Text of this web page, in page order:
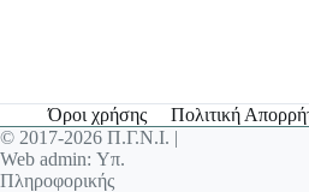
Όροι χρήσης Πολιτική
© 2017-2026 Π.Γ.Ν.Ι. |
Web admin: Υπ.
Πληροφορικής